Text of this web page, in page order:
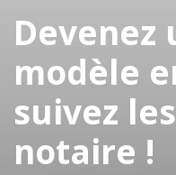
Devenez
modèle
suivez
notaire !